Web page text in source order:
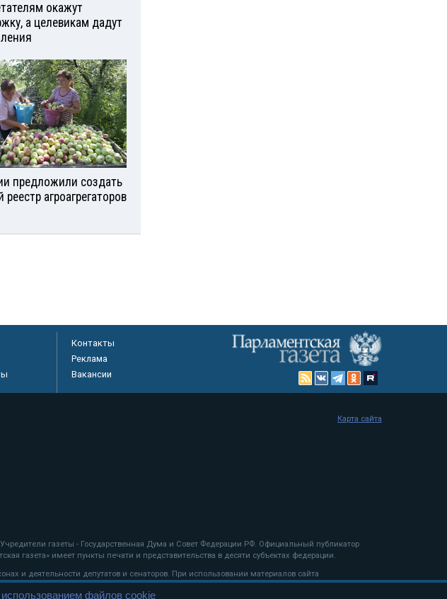
окажут
а целевикам дадут
предложили создать
агроагрегаторов
Контакты
Реклама
Вакансии
газеты - Государственная Дума и Совет Федерации РФ. Официальный публикатор
газета» имеет пункты печати и представительства в десяти субъектах федерации.
и деятельности депутатов и сенаторов. При использовании материалов сайта
Карта сайта
использованием файлов cookie